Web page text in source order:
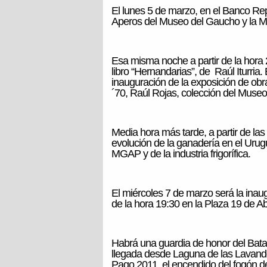
El lunes 5 de marzo, en el Banco
Aperos del Museo del Gaucho y la
Esa misma noche a partir de la
libro “Hernandarias”, de Raúl
inauguración de la exposición de
´70, Raúl Rojas, colección del
Media hora más tarde, a partir de
evolución de la ganadería en el
MGAP y de la industria frigorífica.
El miércoles 7 de marzo será la
de la hora 19:30 en la Plaza 19 de
Habrá una guardia de honor del
llegada desde Laguna de las
Pago 2011, el encendido del fogón